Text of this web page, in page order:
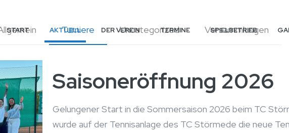
START AKTUELL DER VEREIN TERMINE SPIELBETRIEB
Turniere Uncategorized Versammlungen
Saisoneröffnung 2026
Gelungener Start in die Sommersaison 2026 beim TC
wurde auf der Tennisanlage des TC Störmede die neue